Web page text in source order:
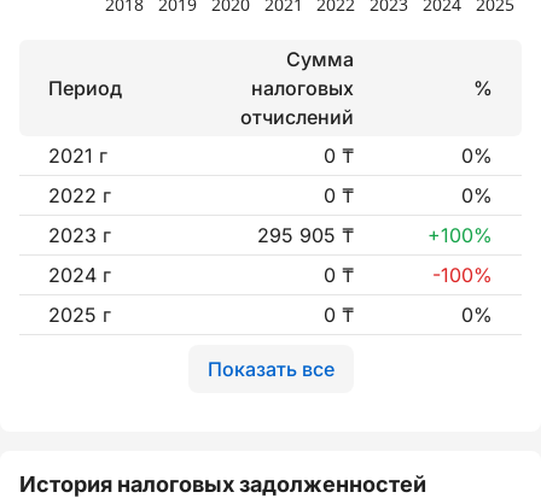
Период
Сумма
налоговых
отчислений
%
2021 г 0 ₸
0%
2022 г
0 ₸
0%
2023 г
295 905 ₸
+100%
2024 г
0 ₸
-100%
2025 г
0 ₸ 0%
Показать все
История налоговых задолженностей